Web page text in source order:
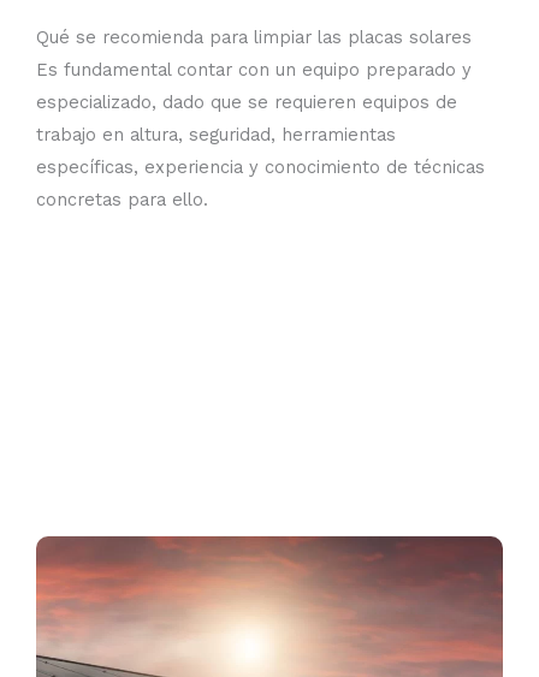
Qué se recomienda para limpiar las placas solares
Es fundamental contar con un equipo preparado y
especializado, dado que se requieren equipos de
trabajo en altura, seguridad, herramientas
específicas, experiencia y conocimiento de técnicas
concretas para ello.